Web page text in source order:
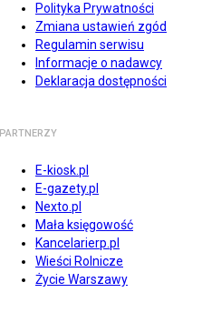
Polityka Prywatności
Zmiana ustawień zgód
Regulamin serwisu
Informacje o nadawcy
Deklaracja dostępności
PARTNERZY
E-kiosk.pl
E-gazety.pl
Nexto.pl
Mała księgowość
Kancelarierp.pl
Wieści Rolnicze
Życie Warszawy